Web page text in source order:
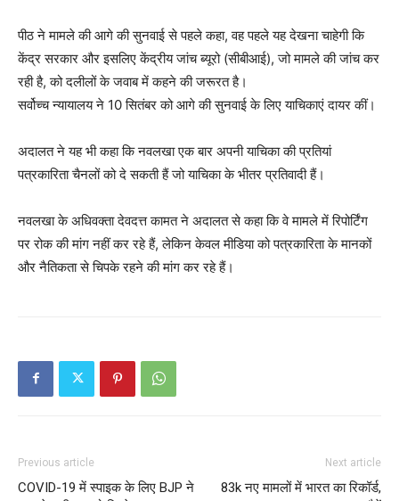
पीठ ने मामले की आगे की सुनवाई से पहले कहा, वह पहले यह देखना चाहेगी कि
केंद्र सरकार और इसलिए केंद्रीय जांच ब्यूरो (सीबीआई), जो मामले की जांच कर
रही है, को दलीलों के जवाब में कहने की जरूरत है।
सर्वोच्च न्यायालय ने 10 सितंबर को आगे की सुनवाई के लिए याचिकाएं दायर कीं।
अदालत ने यह भी कहा कि नवलखा एक बार अपनी याचिका की प्रतियां
पत्रकारिता चैनलों को दे सकती हैं जो याचिका के भीतर प्रतिवादी हैं।
नवलखा के अधिवक्ता देवदत्त कामत ने अदालत से कहा कि वे मामले में रिपोर्टिंग
पर रोक की मांग नहीं कर रहे हैं, लेकिन केवल मीडिया को पत्रकारिता के मानकों
और नैतिकता से चिपके रहने की मांग कर रहे हैं।
Previous article
COVID-19 में स्पाइक के लिए BJP ने
Next article
83k नए मामलों में भारत का रिकॉर्ड,